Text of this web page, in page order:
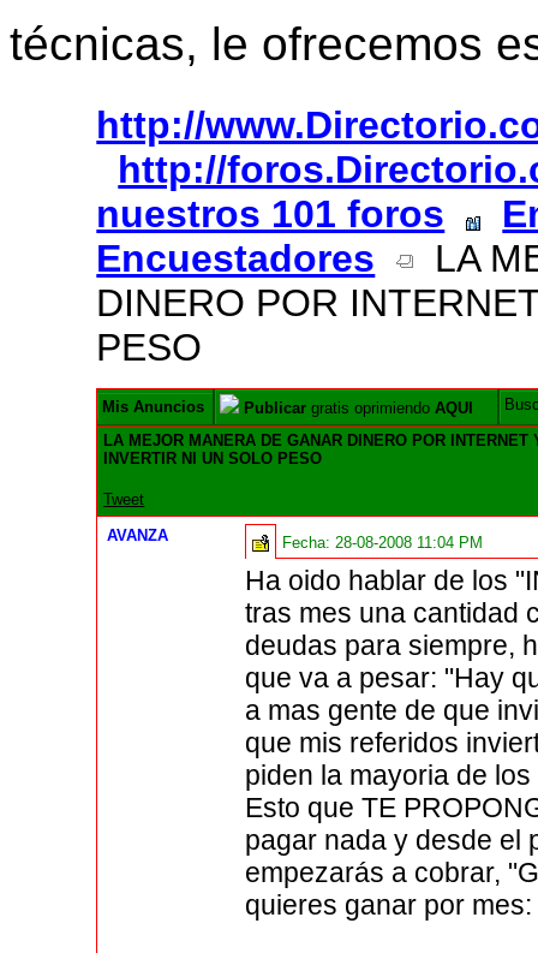
técnicas, le ofrecemos
http://
http://
nuestros 101 foros
Encuestadores
LA
DINERO POR
PESO
Mis Anuncios Publicar gratis oprimiendoAQUI
LA MEJOR MANERA DE GANAR DINERO POR INTERNET
INVERTIR NI UN SOLO PESO
Tweet
AVANZA
Fecha:28-08-2008 11:04 PM
Ha oido hablar de los
tras mes una cantidad
deudas para siempre,
que va a pesar: "Hay
a mas gente de que
que mis referidos
piden la mayoria de
Esto que TE
pagar nada y desde el
empezarás a cobrar,
quieres ganar por mes: